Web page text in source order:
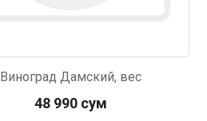
Виноград Дамский, вес
48 990 сум